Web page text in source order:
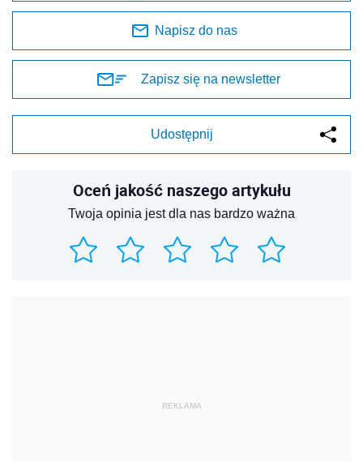
Napisz do nas
Zapisz się na newsletter
Udostępnij
Oceń jakość naszego artykułu
Twoja opinia jest dla nas bardzo ważna
REKLAMA